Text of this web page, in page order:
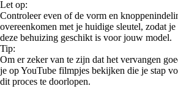
Let op:
Controleer even of de vorm en
overeenkomen met je huidige sleutel, zodat
deze behuizing geschikt is voor jouw model.
Tip:
Om er zeker van te zijn dat het vervangen
je op YouTube filmpjes bekijken die je stap
dit proces te doorlopen.